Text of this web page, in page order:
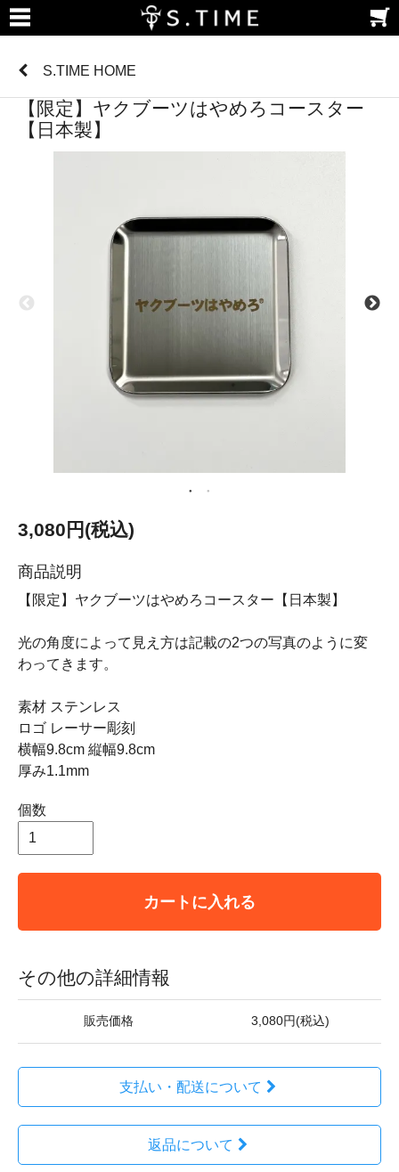
S.TIME HOME
【限定】ヤクブーツはやめろコースター
【日本製】
3,080円(税込)
商品説明
【限定】ヤクブーツはやめろコースター【日本製】
光の角度によって見え方は記載の2つの写真のように変
わってきます。
素材 ステンレス
ロゴ レーサー彫刻
横幅9.8cm 縦幅9.8cm
厚み1.1mm
個数
カートに入れる
その他の詳細情報
販売価格 3,080円(税込)
支払い・配送について
返品について